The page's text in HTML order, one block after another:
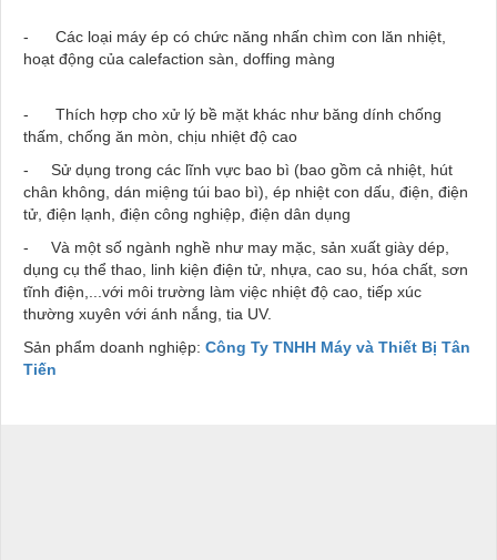
- Các loại máy ép có chức năng nhấn chìm con lăn nhiệt,
hoạt động của calefaction sàn, doffing màng
- Thích hợp cho xử lý bề mặt khác như băng dính chống
thấm, chống ăn mòn, chịu nhiệt độ cao
- Sử dụng trong các lĩnh vực bao bì (bao gồm cả nhiệt, hút
chân không, dán miệng túi bao bì), ép nhiệt con dấu, điện, điện
tử, điện lạnh, điện công nghiệp, điện dân dụng
- Và một số ngành nghề như may mặc, sản xuất giày dép,
dụng cụ thể thao, linh kiện điện tử, nhựa, cao su, hóa chất, sơn
tĩnh điện,...với môi trường làm việc nhiệt độ cao, tiếp xúc
thường xuyên với ánh nắng, tia UV.
Sản phẩm doanh nghiệp: Công Ty TNHH Máy và Thiết Bị Tân
Tiến